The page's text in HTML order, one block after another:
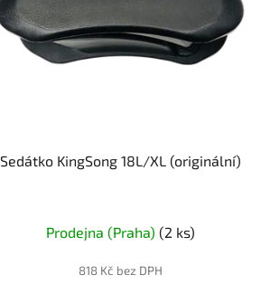
Sedátko KingSong 18L/XL (originální)
Prodejna (Praha)(2 ks)
818 Kč bez DPH